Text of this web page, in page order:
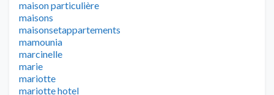
maison particulière
maisons
maisonsetappartements
mamounia
marcinelle
marie
mariotte
mariotte hotel